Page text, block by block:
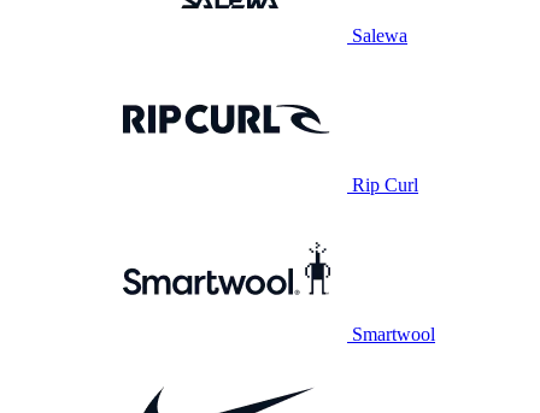
Salewa
Rip Curl
Smartwool